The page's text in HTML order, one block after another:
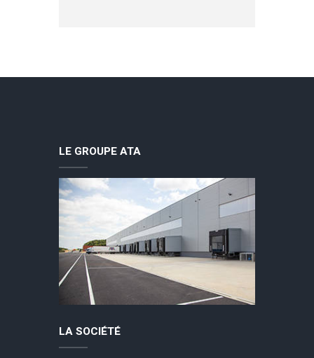
LE GROUPE ATA
LA SOCIÉTÉ